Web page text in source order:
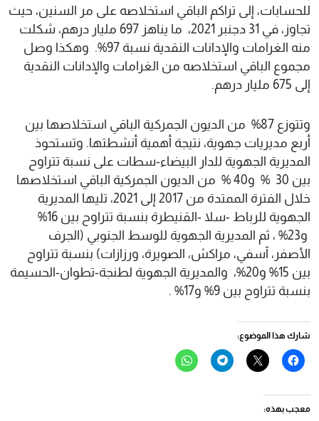
للحسابات، إلى تراكم الباقي استخلاصه على مر السنين، حيث
تجاوز، في 31 دجنبر 2021، ما يناهز 697 مليار درهم، شكلت
منه الغرامات والإدانات النقدية نسبة 97%. وهكذا وصل
مجموع الباقي استخلاصه من الغرامات والإدانات النقدية
إلى 675 مليار درهم.
وتتوزع 87% من الديون الجمركية الباقي استخلاصها بين
أربع مديريات جهوية، نتيجة أهمية أنشطتها. وتستحوذ
المديرية الجهوية للدار البيضاء-سطات على نسبة تتراوح
بين 30 % و40 % من الديون الجمركية الباقي استخلاصها
خلال الفترة الممتدة من 2017 إلى 2021، تليها المديرية
الجهوية للرباط -سلا -القنيطرة بنسبة تتراوح بين 16%
و23% ، ثم المديرية الجهوية للوسط الجنوبي (الجرف
الأصفر، آسفي، مراكش، الصويرة، ورزازات) بنسبة تتراوح
بين 15% و20%، والمديرية الجهوية لطنجة-تطوان-الحسيمة
بنسبة تتراوح بين 9% و17% .
شارك هذا الموضوع:
انقر
للمشاركة
(فتح
في
نافذة
النقر
للمشاركة
انقر
للمشاركة
انقر
للمشاركة
معجب بهذه: